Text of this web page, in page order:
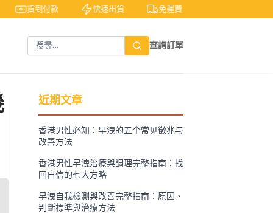
貨到付款 快速出貨 免運費
查詢訂單
近期文章
香港男性必知：早洩的五个常见徵兆与
改善方法
香港男性早洩治療與調理完整指南：找
回自信的七大方略
早洩自我檢測與改善完整指南：原因、
判斷標準與治療方法